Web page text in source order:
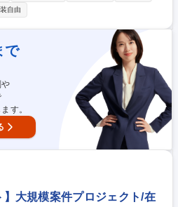
、当社の信頼と実績
の奥村組】高い技術力と良好な財務体質
整備に貢献している。また、日本で初め
も有名。今現在も免震技術に力を入れて
自己資本比率が業界平均20％である
環境で働いて頂けます。 募集職種
国型総合職/地域型総合職】WEB面接可
自由
で
す。
大規模案件プロジェクト/在